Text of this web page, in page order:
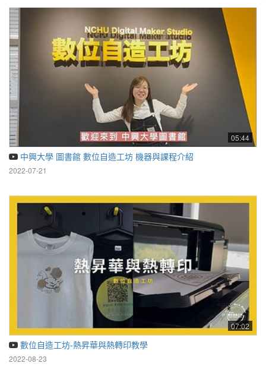
05:44
中興大學 圖書館 數位自造工坊 機器與課程介紹
2022-07-21
07:02
數位自造工坊-熱昇華與熱轉印教學
2022-08-23